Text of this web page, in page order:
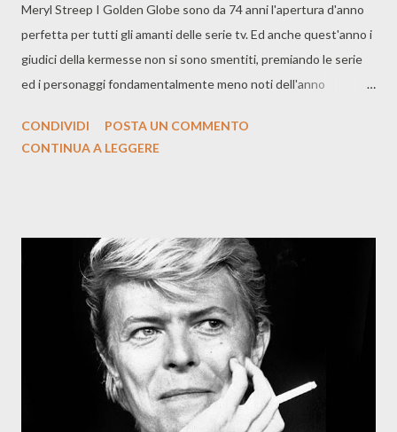
Meryl Streep I Golden Globe sono da 74 anni l'apertura d'anno
perfetta per tutti gli amanti delle serie tv. Ed anche quest'anno i
giudici della kermesse non si sono smentiti, premiando le serie
ed i personaggi fondamentalmente meno noti dell'anno
la FX grazie ad "Atlanta" e alla Netflix, grazie al bellissimo "The
secco le super favorite "Game of Thrones", "Westworld" e
soprattutto "Stranger Things", che a conti fatti e senza alcun
dubbio è stata da tutti definita la serie dell'anno appena
passato... per tutti tranne che per i giudici del Golden Globe, a
quanto pare. Per quel che rigua...
CONDIVIDI
POSTA UN COMMENTO
CONTINUA A LEGGERE